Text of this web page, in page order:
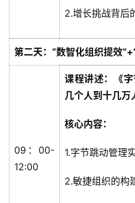
杆
企
察
公
2.增长挑战背后
第二天：“数智化组织提效
09：00-
12:00
课程讲述：《
几个人到十几万
核心内容：
1.字节跳动管理
2.敏捷组织的构